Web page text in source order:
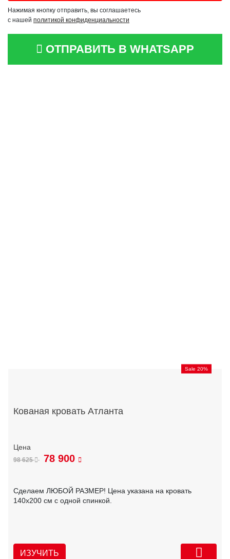
Нажимая кнопку отправить, вы соглашаетесь
с нашей политикой конфиденциальности
ОТПРАВИТЬ В WHATSAPP
Sale 20%
Кованая кровать Атланта
98 625 78 900
Сделаем ЛЮБОЙ РАЗМЕР! Цена указана на кровать
140х200 см с одной спинкой.
ИЗУЧИТЬ